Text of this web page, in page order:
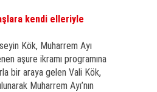
kendi elleriyle
Kök, Muharrem Ayı
aşure ikramı programına
bir araya gelen Vali Kök,
Muharrem Ayı’nın